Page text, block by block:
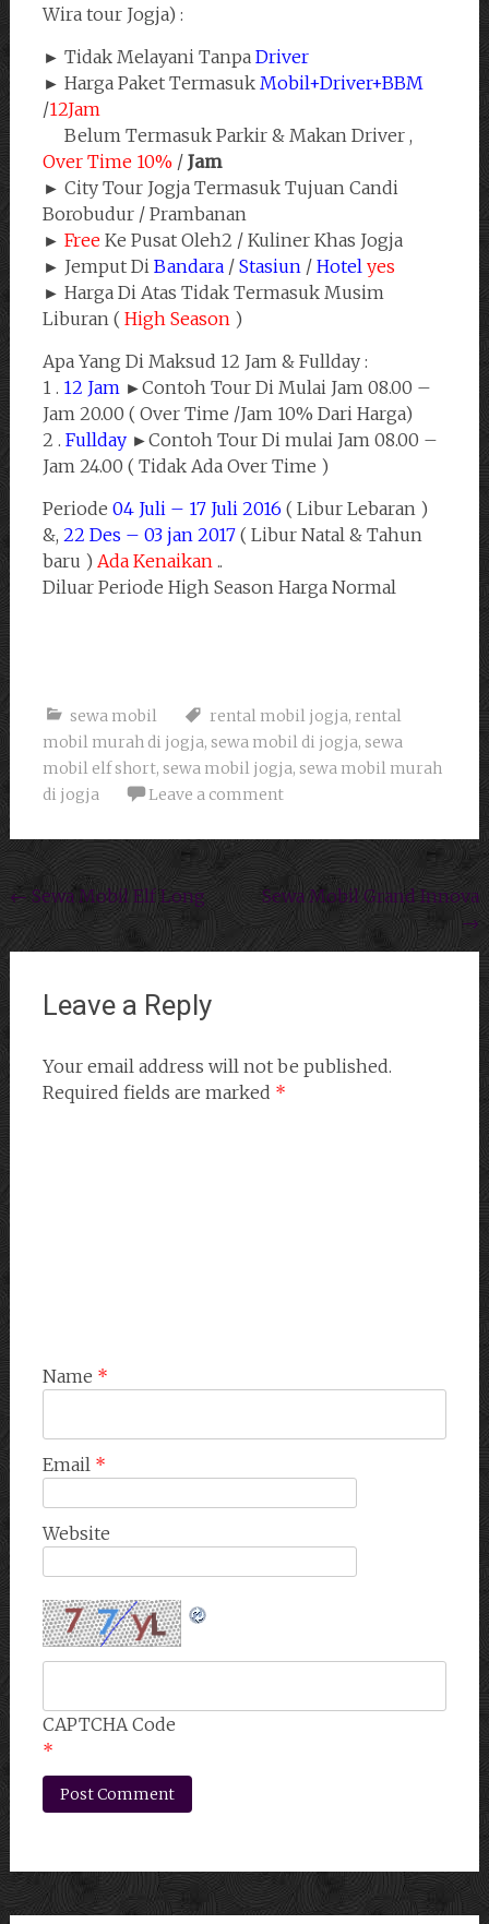
Wira tour Jogja) :
► Tidak Melayani Tanpa Driver
► Harga Paket Termasuk Mobil+Driver+BBM
/12Jam
Belum Termasuk Parkir & Makan Driver ,
Over Time 10%/ Jam
► City Tour Jogja Termasuk Tujuan Candi
Borobudur / Prambanan
► FreeKe Pusat Oleh2 / Kuliner Khas Jogja
► Jemput Di Bandara/ Stasiun/ Hotel yes
► Harga Di Atas Tidak Termasuk Musim
Liburan ( High Season)
Apa Yang Di Maksud 12 Jam & Fullday :
1 . 12 Jam►Contoh Tour Di Mulai Jam 08.00 –
Jam 20.00 ( Over Time /Jam 10% Dari Harga)
2 . Fullday►Contoh Tour Di mulai Jam 08.00 –
Jam 24.00 ( Tidak Ada Over Time )
Periode 04 Juli – 17 Juli 2016 ( Libur Lebaran )
&, 22 Des – 03 jan 2017( Libur Natal & Tahun
baru ) Ada Kenaikan..
Diluar Periode High Season Harga Normal
sewa mobil rental mobil jogja, rental
mobil murah di jogja, sewa mobil di jogja, sewa
mobil elf short, sewa mobil jogja, sewa mobil murah
di jogja
Leave a comment
Post navigation
← Sewa Mobil Elf Long
Sewa Mobil Grand Innova
→
Leave a Reply
Your email address will not be published.
Required fields are marked *
Name *
Email *
Website
CAPTCHA Code
*